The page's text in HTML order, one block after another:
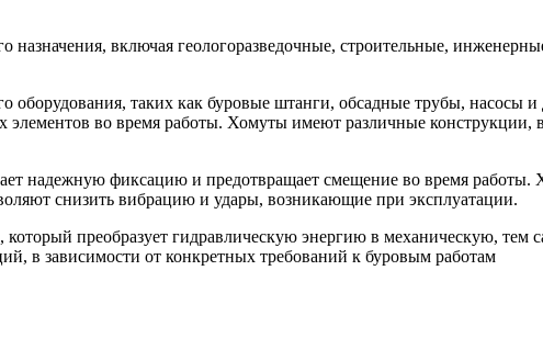
включая геологоразведочные, строительные,
оборудования, таких как буровые штанги, обсадные трубы, насосы
во время работы. Хомуты имеют различные конструкции,
надежную фиксацию и предотвращает смещение во время работы.
снизить вибрацию и удары, возникающие при эксплуатации.
который преобразует гидравлическую энергию в механическую,
в зависимости от конкретных требований к буровым работам